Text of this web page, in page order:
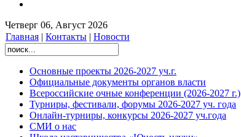
Четверг 06, Август 2026
Главная | Контакты | Новости
Основные проекты 2026-2027 уч.г.
Официальные документы органов власти
Всероссийские очные конференции (2026-2027 г.)
Турниры, фестивали, форумы 2026-2027 уч. года
Онлайн-турниры, конкурсы 2026-2027 уч.года
СМИ о нас